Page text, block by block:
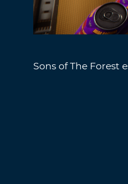
Sons of The Forest